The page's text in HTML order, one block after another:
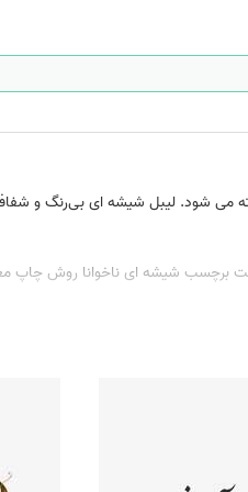
می شود. لیبل شیشه ایبی‌رنگ و
برچسب شیشه ای ناخوانا روش چاپ
ها بستگی به نوع چاپگر دارد.
خودکار، چاپ طرح بروی لیوان و